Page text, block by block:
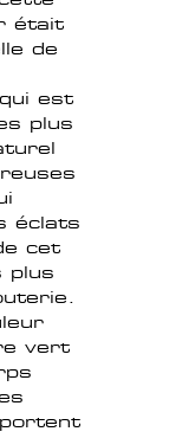
était
de
est
plus
éclats
cet
plus
vert